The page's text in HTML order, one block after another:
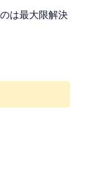
は最大限解決